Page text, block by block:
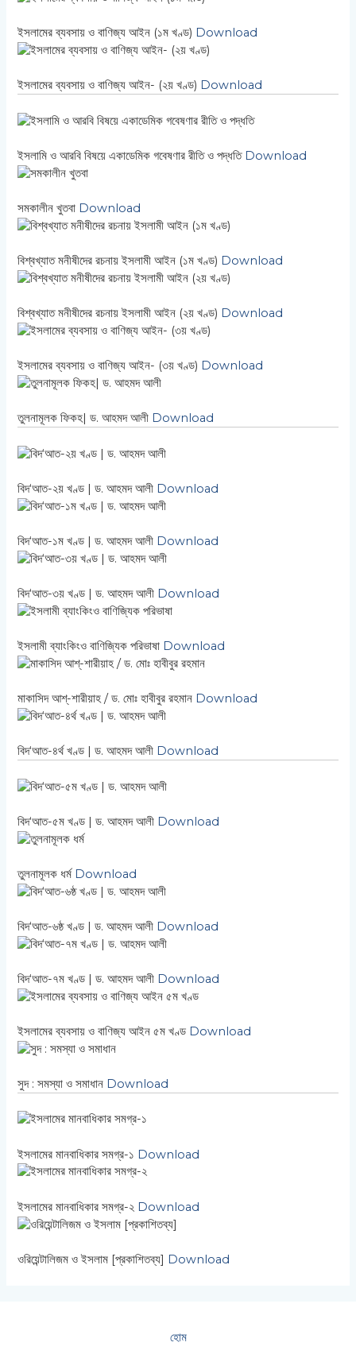
ইসলামের ব্যবসায় ও বাণিজ্য আইন (১ম খণ্ড) Download
ইসলামের ব্যবসায় ও বাণিজ্য আইন- (২য় খণ্ড) Download
ইসলামি ও আরবি বিষয়ে একাডেমিক গবেষণার রীতি ও পদ্ধতি Download
সমকালীন খুতবা Download
বিশ্বখ্যাত মনীষীদের রচনায় ইসলামী আইন (১ম খণ্ড) Download
বিশ্বখ্যাত মনীষীদের রচনায় ইসলামী আইন (২য় খণ্ড) Download
ইসলামের ব্যবসায় ও বাণিজ্য আইন- (৩য় খণ্ড) Download
তুলনামূলক ফিকহ| ড. আহমদ আলী Download
বিদ‘আত-২য় খণ্ড | ড. আহমদ আলী Download
বিদ‘আত-১ম খণ্ড | ড. আহমদ আলী Download
বিদ‘আত-৩য় খণ্ড | ড. আহমদ আলী Download
ইসলামী ব্যাংকিংও বাণিজ্যিক পরিভাষা Download
মাকাসিদ আশ্-শারীয়াহ / ড. মোঃ হাবীবুর রহমান Download
বিদ‘আত-৪র্থ খণ্ড | ড. আহমদ আলী Download
বিদ‘আত-৫ম খণ্ড | ড. আহমদ আলী Download
তুলনামূলক ধর্ম Download
বিদ‘আত-৬ষ্ঠ খণ্ড | ড. আহমদ আলী Download
বিদ‘আত-৭ম খণ্ড | ড. আহমদ আলী Download
ইসলামের ব্যবসায় ও বাণিজ্য আইন ৫ম খণ্ড Download
সুদ : সমস্যা ও সমাধান Download
ইসলামের মানবাধিকার সমগ্র-১ Download
ইসলামের মানবাধিকার সমগ্র-২ Download
ওরিয়েন্টালিজম ও ইসলাম [প্রকাশিতব্য] Download
হোম